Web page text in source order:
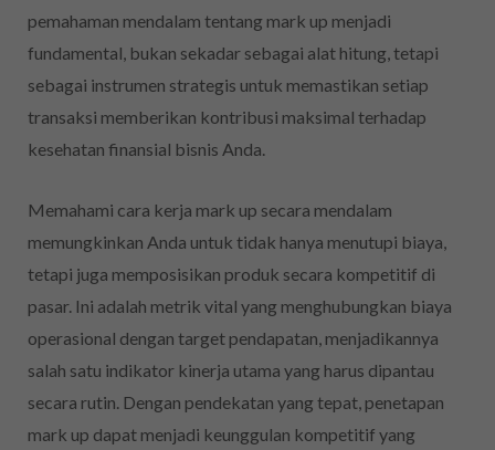
pemahaman mendalam tentang mark up menjadi
fundamental, bukan sekadar sebagai alat hitung, tetapi
sebagai instrumen strategis untuk memastikan setiap
transaksi memberikan kontribusi maksimal terhadap
kesehatan finansial bisnis Anda.
Memahami cara kerja mark up secara mendalam
memungkinkan Anda untuk tidak hanya menutupi biaya,
tetapi juga memposisikan produk secara kompetitif di
pasar. Ini adalah metrik vital yang menghubungkan biaya
operasional dengan target pendapatan, menjadikannya
salah satu indikator kinerja utama yang harus dipantau
secara rutin. Dengan pendekatan yang tepat, penetapan
mark up dapat menjadi keunggulan kompetitif yang